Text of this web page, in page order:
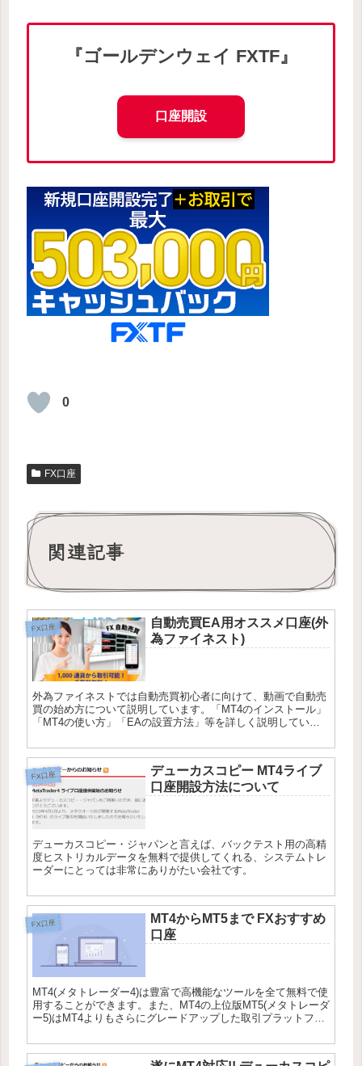
『ゴールデンウェイ FXTF』
口座開設
0
FX口座
関連記事
FX口座
自動売買EA用オススメ口座(外
為ファイネスト)
外為ファイネストでは自動売買初心者に向けて、動画で自動売
買の始め方について説明しています。「MT4のインストール」
「MT4の使い方」「EAの設置方法」等を詳しく説明している
す。
FX口座
デューカスコピー MT4ライブ
口座開設方法について
デューカスコピー・ジャパンと言えば、バックテスト用の高精
度ヒストリカルデータを無料で提供してくれる、システムトレ
ーダーにとっては非常にありがたい会社です。
FX口座
MT4からMT5まで FXおすすめ
口座
MT4(メタトレーダー4)は豊富で高機能なツールを全て無料で使
用することができます。また、MT4の上位版MT5(メタトレーダ
ー5)はMT4よりもさらにグレードアップした取引プラットフォ
入しましょう。